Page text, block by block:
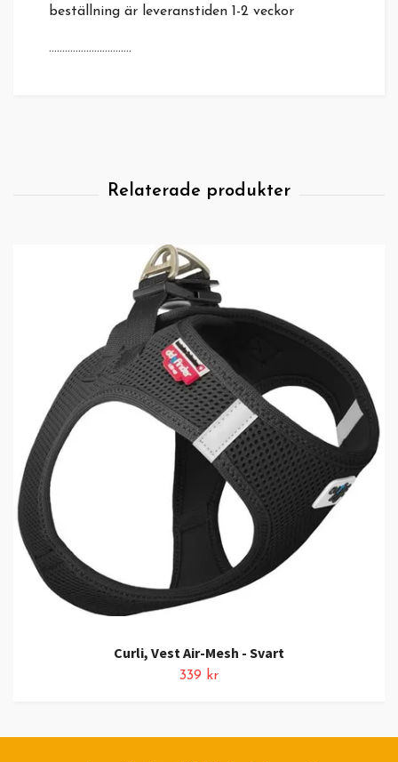
beställning är leveranstiden 1-2 veckor
...............................
Curli, Vest Air-Mesh - Svart
339 kr